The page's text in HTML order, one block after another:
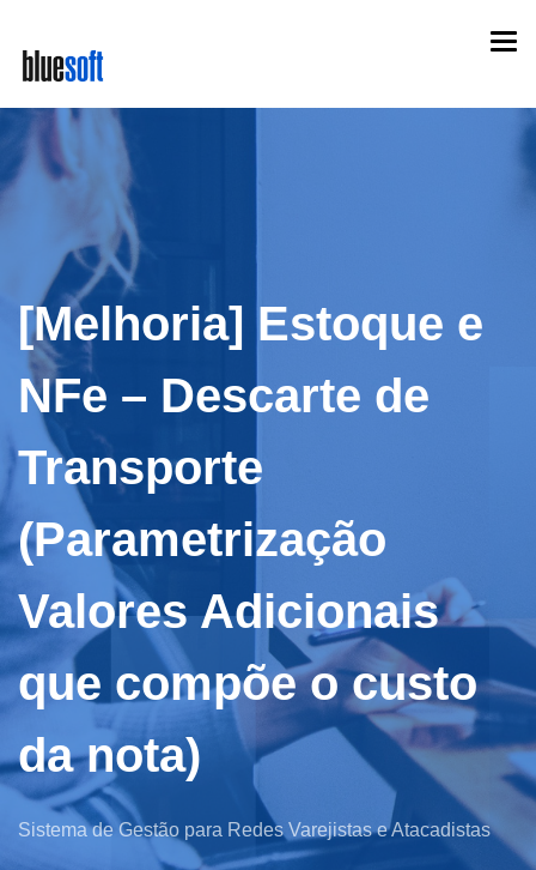
main
[Melhoria] Estoque e
NFe – Descarte de
Transporte
(Parametrização
Valores Adicionais
que compõe o custo
da nota)
Sistema de Gestão para Redes Varejistas e Atacadistas